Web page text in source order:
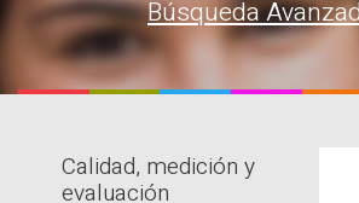
REPOSITORIO EN
Búsqueda
Calidad, medición y
evaluación